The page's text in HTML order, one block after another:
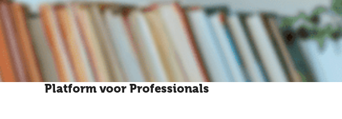
Platform voor Professionals